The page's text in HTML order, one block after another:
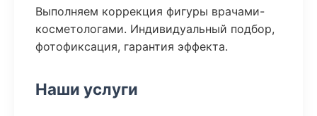
Выполняем коррекция фигуры врачами-
косметологами. Индивидуальный подбор,
фотофиксация, гарантия эффекта.
Наши услуги